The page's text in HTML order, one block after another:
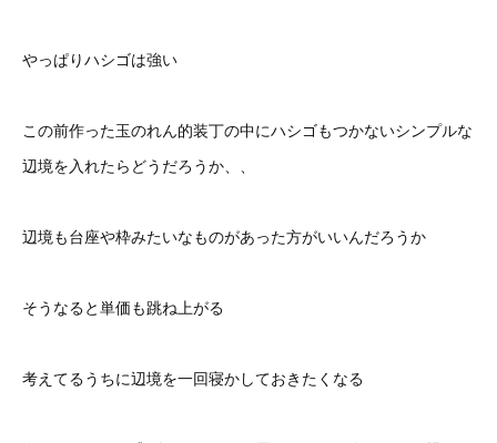
やっぱりハシゴは強い
この前作った玉のれん的装丁の中にハシゴもつかないシンプルな
辺境を入れたらどうだろうか、、
辺境も台座や枠みたいなものがあった方がいいんだろうか
そうなると単価も跳ね上がる
考えてるうちに辺境を一回寝かしておきたくなる